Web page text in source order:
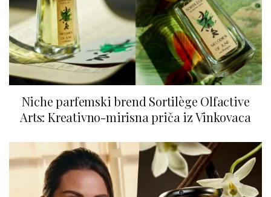
Niche parfemski brend Sortilège Olfactive
Arts: Kreativno-mirisna priča iz Vinkovaca